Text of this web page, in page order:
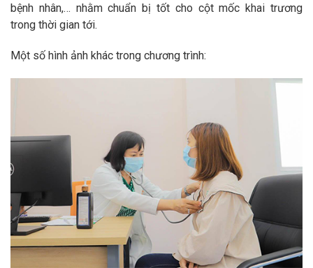
bệnh nhân,… nhằm chuẩn bị tốt cho cột mốc khai trương
trong thời gian tới.
Một số hình ảnh khác trong chương trình: